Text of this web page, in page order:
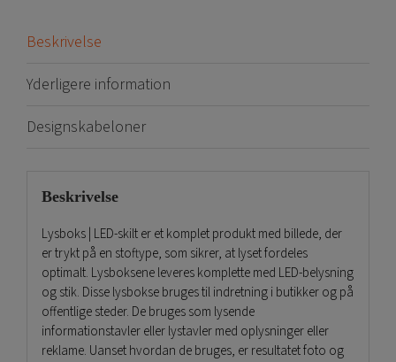
Beskrivelse
Yderligere information
Designskabeloner
Beskrivelse
Lysboks | LED-skilt er et komplet produkt med billede, der
er trykt på en stoftype, som sikrer, at lyset fordeles
optimalt. Lysboksene leveres komplette med LED-belysning
og stik. Disse lysbokse bruges til indretning i butikker og på
offentlige steder. De bruges som lysende
informationstavler eller lystavler med oplysninger eller
reklame. Uanset hvordan de bruges, er resultatet foto og